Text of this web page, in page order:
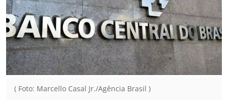
( Foto: Marcello Casal Jr./Agência Brasil )